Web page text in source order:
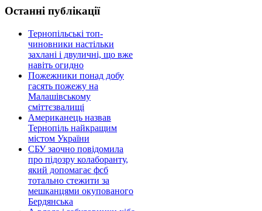
Останні публікації
Тернопільські топ-
чиновники настільки
захлані і двуличні, що вже
навіть огидно
Пожежники понад добу
гасять пожежу на
Малашівському
сміттєзвалищі
Американець назвав
Тернопіль найкращим
містом України
СБУ заочно повідомила
про підозру колаборанту,
який допомагає фсб
тотально стежити за
мешканцями окупованого
Бердянська